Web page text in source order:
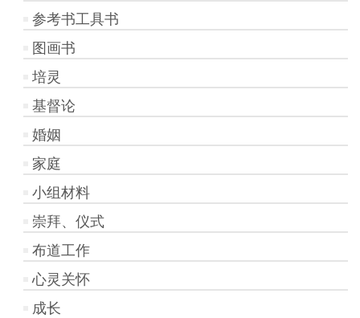
参考书工具书
图画书
培灵
基督论
婚姻
家庭
小组材料
崇拜、仪式
布道工作
心灵关怀
成长